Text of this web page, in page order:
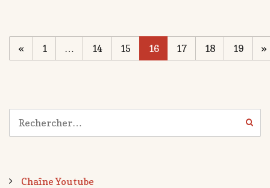
« 1 … 14 15 16 17 18 19 »
Chaîne Youtube